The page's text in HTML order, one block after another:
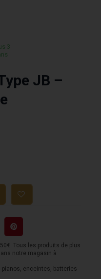
3
JB –
Tous les produits de plus
notre magasin à
pianos, enceintes, batteries